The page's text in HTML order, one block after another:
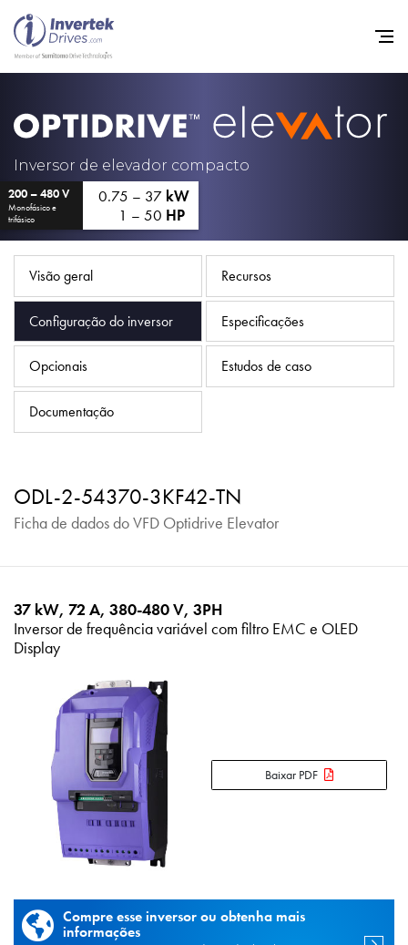
Inversor de elevador compacto
200 – 480 V
Monofásico e
trifásico
0.75 – 37 kW
1 – 50 HP
Visão geral Recursos
Configuração do inversor Especificações
Opcionais Estudos de caso
Documentação
ODL-2-54370-3KF42-TN
Ficha de dados do VFD Optidrive Elevator
37 kW, 72 A, 380-480 V, 3PH
Inversor de frequência variável com filtro EMC e OLED
Display
Baixar PDF
Compre esse inversor ou obtenha mais
informações
Início
Notícias
Carreiras
Sobre